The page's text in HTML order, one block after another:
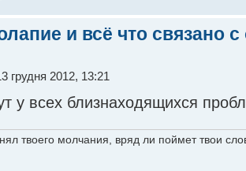
и всё что связано
грудня 2012, 13:21
у всех близнаходящихся
твоего молчания, вряд ли поймет твои